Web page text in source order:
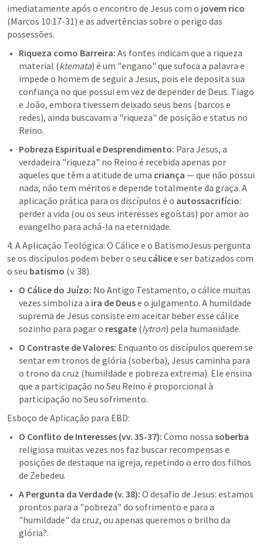
imediatamente após o encontro de Jesus com o jovem rico
(Marcos 10:17-31) e as advertências sobre o perigo das
possessões.
Riqueza como Barreira: As fontes indicam que a riqueza
material (ktemata) é um "engano" que sufoca a palavra e
impede o homem de seguir a Jesus, pois ele deposita sua
confiança no que possui em vez de depender de Deus. Tiago
e João, embora tivessem deixado seus bens (barcos e
redes), ainda buscavam a "riqueza" de posição e status no
Reino.
Pobreza Espiritual e Desprendimento: Para Jesus, a
verdadeira "riqueza" no Reino é recebida apenas por
aqueles que têm a atitude de uma criança — que não possui
nada, não tem méritos e depende totalmente da graça. A
aplicação prática para os discípulos é o autossacrifício:
perder a vida (ou os seus interesses egoístas) por amor ao
evangelho para achá-la na eternidade.
4. A Aplicação Teológica: O Cálice e o BatismoJesus pergunta
se os discípulos podem beber o seu cálice e ser batizados com
o seu batismo (v. 38).
O Cálice do Juízo: No Antigo Testamento, o cálice muitas
vezes simboliza a ira de Deus e o julgamento. A humildade
suprema de Jesus consiste em aceitar beber esse cálice
sozinho para pagar o resgate (lytron) pela humanidade.
O Contraste de Valores: Enquanto os discípulos querem se
sentar em tronos de glória (soberba), Jesus caminha para
o trono da cruz (humildade e pobreza extrema). Ele ensina
que a participação no Seu Reino é proporcional à
participação no Seu sofrimento.
Esboço de Aplicação para EBD:
O Conflito de Interesses (vv. 35-37): Como nossa soberba
religiosa muitas vezes nos faz buscar recompensas e
posições de destaque na igreja, repetindo o erro dos filhos
de Zebedeu.
A Pergunta da Verdade (v. 38): O desafio de Jesus: estamos
prontos para a "pobreza" do sofrimento e para a
"humildade" da cruz, ou apenas queremos o brilho da
glória?.